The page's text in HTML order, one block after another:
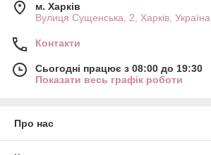
м. Харків
Вулиця Сущенська, 2, Харків, Україна
Контакти
Сьогодні працює з 08:00 до 19:30
Показати весь графік роботи
Про нас